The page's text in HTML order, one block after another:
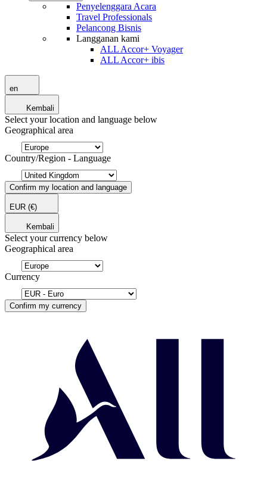
Penyelenggara Acara
Travel Professionals
Pelancong Bisnis
Langganan kami
ALL Accor+ Voyager
ALL Accor+ ibis
en
Kembali
Select your location and language below
Geographical area
Country/Region - Language
Confirm my location and language
EUR (€)
Kembali
Select your currency below
Geographical area
Currency
Confirm my currency